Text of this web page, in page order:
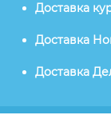
Доставка
Доставка
Доставка